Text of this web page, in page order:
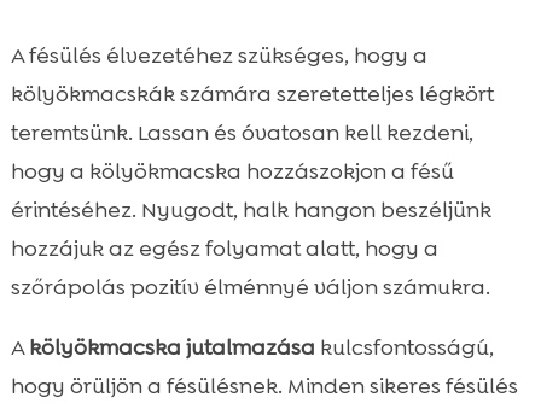
A fésülés élvezetéhez szükséges, hogy a
kölyökmacskák számára szeretetteljes légkört
teremtsünk. Lassan és óvatosan kell kezdeni,
hogy a kölyökmacska hozzászokjon a fésű
érintéséhez. Nyugodt, halk hangon beszéljünk
hozzájuk az egész folyamat alatt, hogy a
szőrápolás pozitív élménnyé váljon számukra.
Akölyökmacska jutalmazása kulcsfontosságú,
hogy örüljön a fésülésnek. Minden sikeres fésülés